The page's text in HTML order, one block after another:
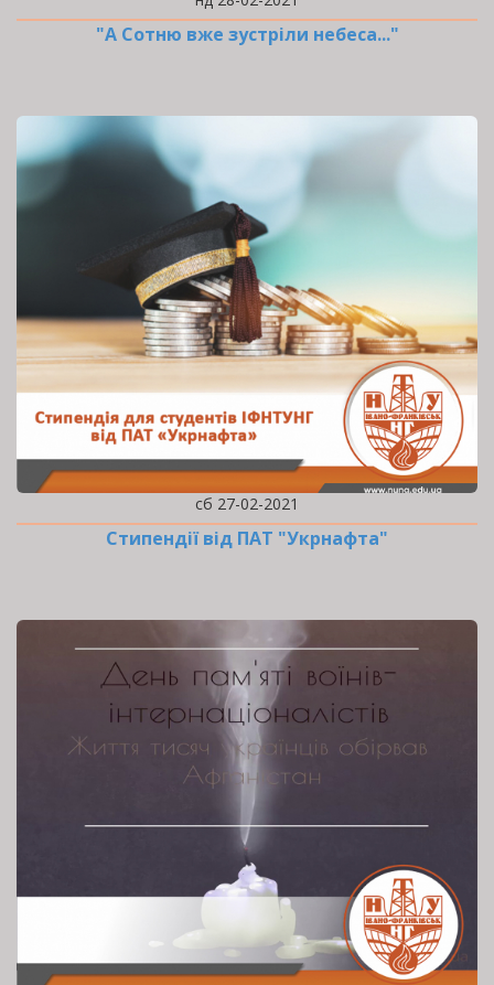
"А Сотню вже зустріли небеса..."
сб 27-02-2021
Стипендії від ПАТ "Укрнафта"